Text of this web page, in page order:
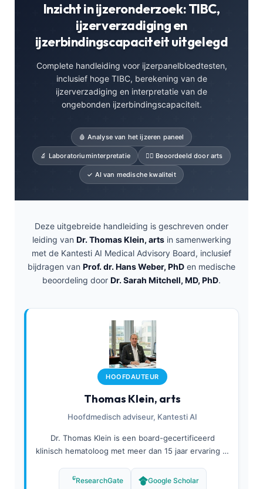
Inzicht in ijzeronderzoek: TIBC,
ijzerverzadiging en
ijzerbindingscapaciteit uitgelegd
Complete handleiding voor ijzerpanelbloedtesten,
inclusief hoge TIBC, berekening van de
ijzerverzadiging en interpretatie van de
ongebonden ijzerbindingscapaciteit.
🩸 Analyse van het ijzeren paneel
🔬 Laboratoriuminterpretatie 👨‍⚕️ Beoordeeld door arts
✓ AI van medische kwaliteit
Deze uitgebreide handleiding is geschreven onder
leiding van Dr. Thomas Klein, artsin samenwerking
met de Kantesti AI Medical Advisory Board, inclusief
bijdragen van Prof. dr. Hans Weber, PhD en medische
beoordeling door Dr. Sarah Mitchell, MD, PhD.
HOOFDAUTEUR
Thomas Klein, arts
Hoofdmedisch adviseur, Kantesti AI
Dr. Thomas Klein is een board-gecertificeerd
klinisch hematoloog met meer dan 15 jaar ervaring in
diagnostiek. Als Chief Medical Officer bij Kantesti AI
ResearchGate Google Scholar